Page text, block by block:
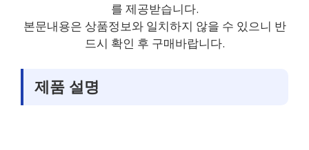
를 제공받습니다.
본문내용은 상품정보와 일치하지 않을 수 있으니 반
드시 확인 후 구매바랍니다.
제품 설명